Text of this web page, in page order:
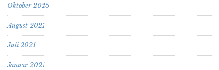
Oktober 2025
August 2021
Juli 2021
Januar 2021